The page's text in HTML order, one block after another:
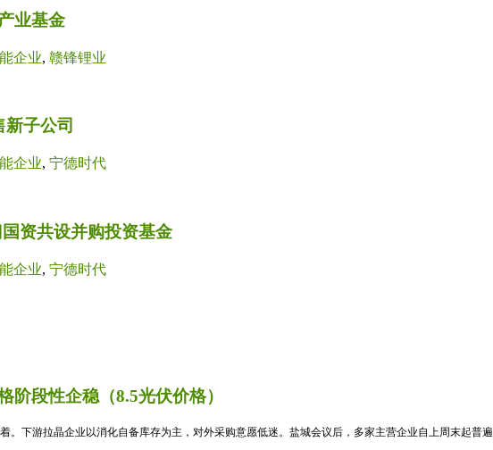
业基金
企业, 赣锋锂业
子公司
企业, 宁德时代
资共设并购投资基金
企业, 宁德时代
段性企稳（8.5光伏价格）
。下游拉晶企业以消化自备库存为主，对外采购意愿低迷。盐城会议后，多家主营企业自上周末起普